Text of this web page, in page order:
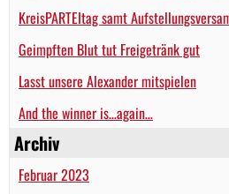
KreisPARTEItag samt
Geimpften Blut tut Freigetränk gut
Lasst unsere Alexander mitspielen
And the winner is…again…
Archiv
Februar 2023